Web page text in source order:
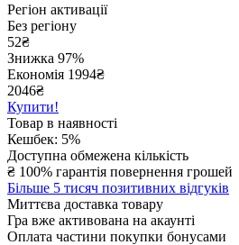
Регіон активації
Без регіону
52₴
Знижка 97%
Економія 1994₴
2046₴
Купити!
Товар в наявності
Кешбек: 5%
Доступна обмежена кількість
₴ 100% гарантія повернення грошей
Більше 5 тисяч позитивних відгуків
Миттєва доставка товару
Гра вже активована на акаунті
Оплата частини покупки бонусами